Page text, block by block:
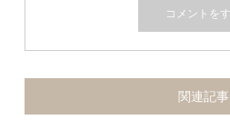
関連記事